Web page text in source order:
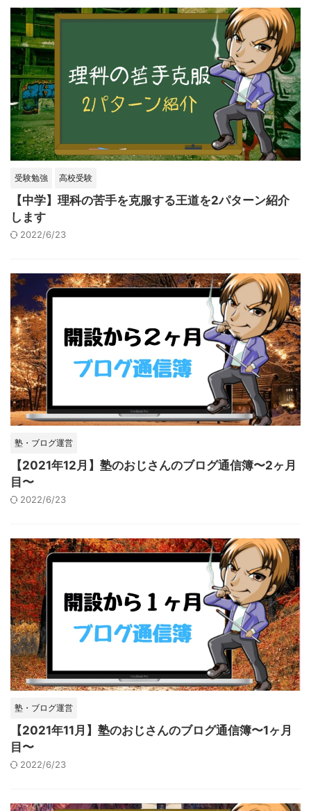
受験勉強 高校受験
【中学】理科の苦手を克服する王道を2パターン紹介
します
2022/6/23
塾・ブログ運営
【2021年12月】塾のおじさんのブログ通信簿〜2ヶ月
目〜
2022/6/23
塾・ブログ運営
【2021年11月】塾のおじさんのブログ通信簿〜1ヶ月
目〜
2022/6/23